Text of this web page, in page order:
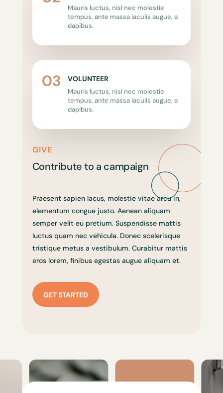
Mauris luctus, nisl nec molestie
tempus, ante massa iaculis augue, a
dapibus.
VOLUNTEER
Mauris luctus, nisl nec molestie
tempus, ante massa iaculis augue, a
dapibus.
GIVE
Contribute to a campaign
Praesent sapien lacus, molestie vitae arcu in,
elementum congue justo. Aenean aliquam
semper velit eu pretium. Suspendisse mattis
luctus quam nec vehicula. Donec scelerisque
tristique metus a vestibulum. Curabitur mattis
eros lorem, finibus egestas augue aliquam et.
GET STARTED